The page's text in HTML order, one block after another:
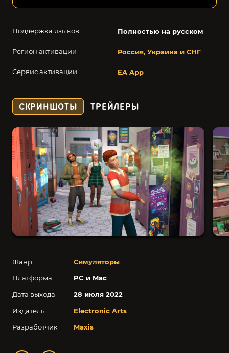
Поддержка языков Полностью на русском
Регион активации Россия, Украина и СНГ
Сервис активации EA App
Жанр
Симуляторы
Платформа
PC и Mac
Дата выхода
28 июля 2022
Издатель
Electronic Arts
Разработчик
Maxis
СКРИНШОТЫ ТРЕЙЛЕРЫ